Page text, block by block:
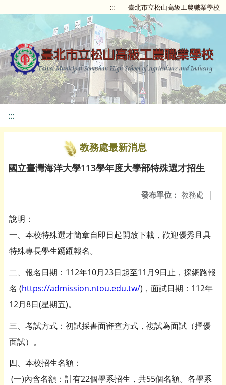
::: 臺北市立松山高級工農職業學校
:::
教務處最新消息
國立臺灣海洋大學113學年度大學部特殊選才招生
發布單位： 教務處 |
說明：
一、本校特殊選才簡章自即日起開放下載，歡迎優秀且具
特殊專長學生踴躍報名。
二、報名日期：112年10月23日起至11月9日止，採網路報
名 (https://admission.ntou.edu.tw/)，面試日期：112年
12月8日(星期五)。
三、考試方式：初試採書面審查方式，複試為面試（擇優
面試）。
四、本校招生名額：
(一)內含名額：計有22個學系招生，共55個名額。各學系